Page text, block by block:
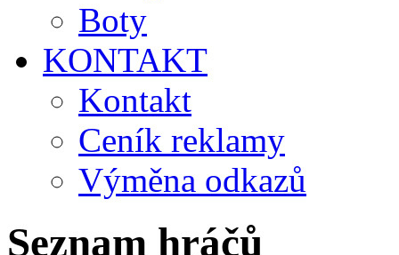
Boty
KONTAKT
Kontakt
Ceník reklamy
Výměna odkazů
Seznam hráčů